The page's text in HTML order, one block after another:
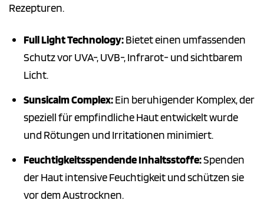
Rezepturen.
Full Light Technology:Bietet einen umfassenden
Schutz vor UVA-, UVB-, Infrarot- und sichtbarem
Licht.
Sunsicalm Complex:Ein beruhigender Komplex, der
speziell für empfindliche Haut entwickelt wurde
und Rötungen und Irritationen minimiert.
Feuchtigkeitsspendende Inhaltsstoffe:Spenden
der Haut intensive Feuchtigkeit und schützen sie
vor dem Austrocknen.